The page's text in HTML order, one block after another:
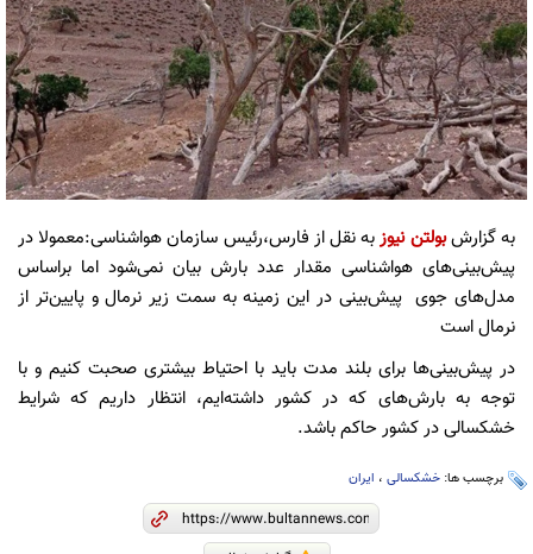
به گزارشبولتن نیوزبه نقل از فارس،رئیس سازمان هواشناسی:معمولا در
پیش‌بینی‌های هواشناسی مقدار عدد بارش بیان نمی‌شود اما براساس
مدل‌های جوی پیش‌بینی در این زمینه به سمت زیر نرمال و پایین‌تر از
نرمال است
در پیش‌بینی‌ها برای بلند مدت باید با احتیاط بیشتری صحبت کنیم و با
توجه به بارش‌های که در کشور داشته‌ایم، انتظار داریم که شرایط
خشکسالی در کشور حاکم باشد.
برچسب ها: خشکسالی ، ایران